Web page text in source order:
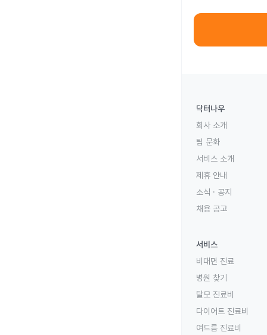
닥터나우
회사 소개
팀 문화
서비스 소개
제휴 안내
소식 · 공지
채용 공고
서비스
비대면 진료
병원 찾기
탈모 진료비
다이어트 진료비
여드름 진료비